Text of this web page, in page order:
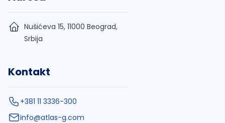
Nušićeva 15, 11000 Beograd,
Srbija
Kontakt
+381 11 3336-300
info@atlas-g.com